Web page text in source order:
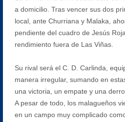
a domicilio. Tras vencer sus dos
local, ante Churriana y Malaka,
pendiente del cuadro de Jesús
rendimiento fuera de Las Viñas.
Su rival será el C. D. Carlinda,
manera irregular, sumando en
una victoria, un empate y una
A pesar de todo, los malagueños
en un campo muy complicado